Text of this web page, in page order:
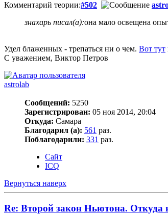
Комментарий теории:#502
знахарь писал(а):она мало освещена
Удел блаженных - трепаться ни о чем. Вот тут
С уважением, Виктор Петров
astrolab
Сообщений: 5250
Зарегистрирован: 05 ноя 2014, 20:04
Откуда: Самара
Благодарил (а): 561 раз.
Поблагодарили: 331 раз.
Сайт
ICQ
Вернуться наверх
Re: Второй закон Ньютона. Откуда